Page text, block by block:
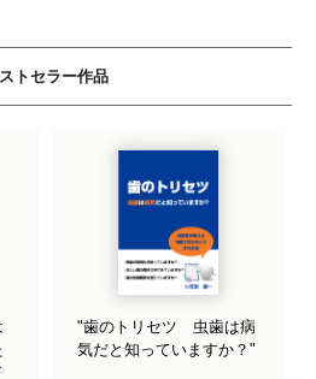
トセラー作品
"歯のトリセツ 虫歯は病
気だと知っていますか？"